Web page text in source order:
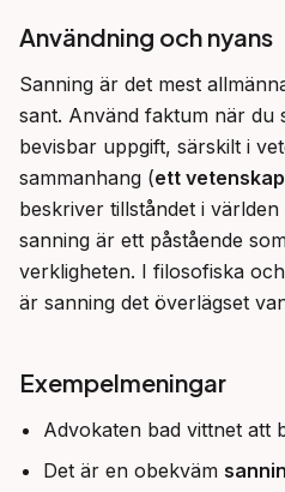
Användning och nyans
Sanning är det mest
sant. Använd faktum när du
bevisbar uppgift, särskilt i
sammanhang (ett
beskriver tillståndet i
sanning är ett påstående
verkligheten. I filosofiska
är sanning det överlägset
Exempelmeningar
Advokaten bad vittnet att
Det är en obekväm